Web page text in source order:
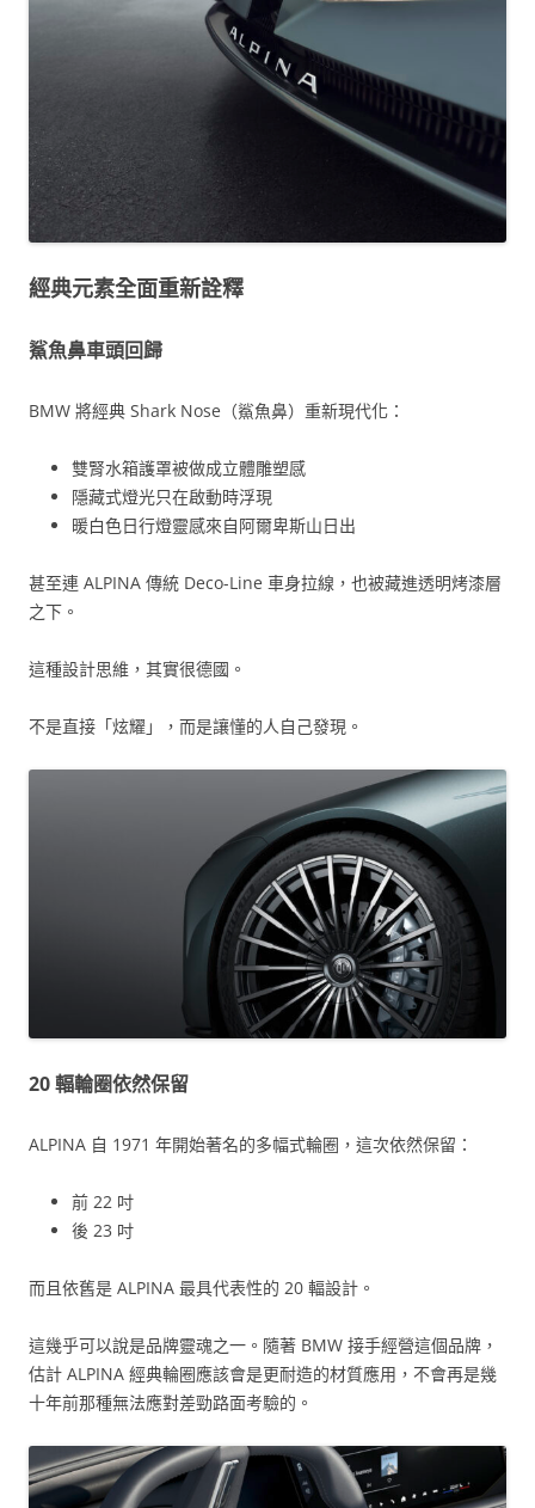
經典元素全面重新詮釋
鯊魚鼻車頭回歸
BMW 將經典 Shark Nose（鯊魚鼻）重新現代化：
雙腎水箱護罩被做成立體雕塑感
隱藏式燈光只在啟動時浮現
暖白色日行燈靈感來自阿爾卑斯山日出
甚至連 ALPINA 傳統 Deco-Line 車身拉線，也被藏進透明烤漆層
之下。
這種設計思維，其實很德國。
不是直接「炫耀」，而是讓懂的人自己發現。
20 輻輪圈依然保留
ALPINA 自 1971 年開始著名的多幅式輪圈，這次依然保留：
前 22 吋
後 23 吋
而且依舊是 ALPINA 最具代表性的 20 輻設計。
這幾乎可以說是品牌靈魂之一。隨著 BMW 接手經營這個品牌，
估計 ALPINA 經典輪圈應該會是更耐造的材質應用，不會再是幾
十年前那種無法應對差勁路面考驗的。